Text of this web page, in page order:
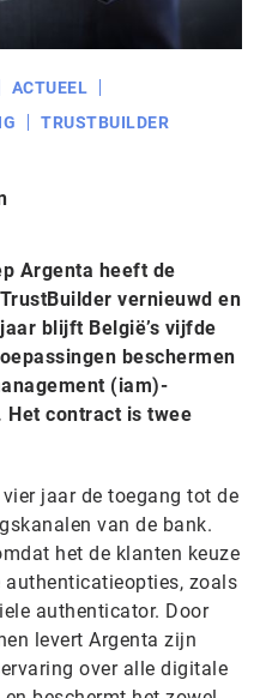
ACTUEEL
TRUSTBUILDER
Argenta heeft de
vernieuwd en
blijft België’s vijfde
beschermen
(iam)-
Het contract is twee
jaar de toegang tot de
van de bank.
het de klanten keuze
zoals
authenticator. Door
levert Argenta zijn
over alle digitale